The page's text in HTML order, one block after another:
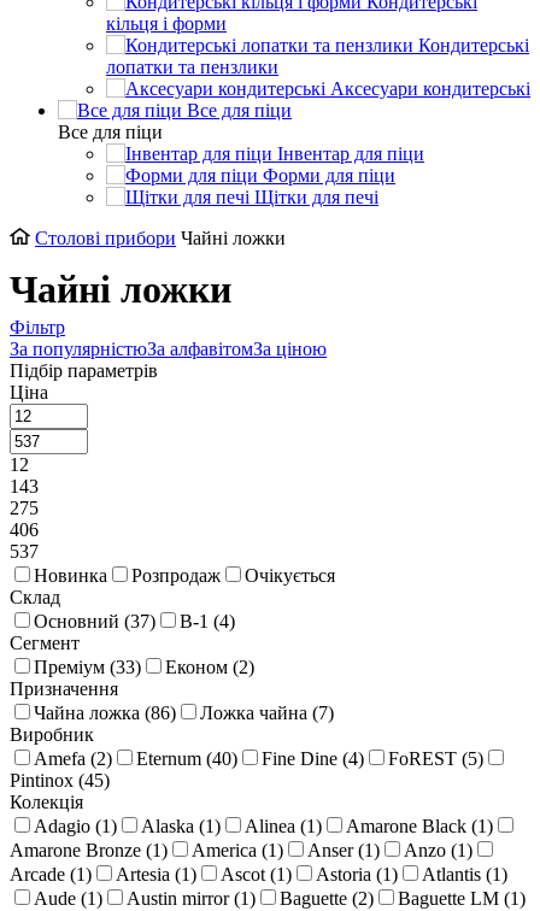
кільця і форми
Кондитерські
лопатки та пензлики
Аксесуари кондитерські
Все для піци
Все для піци
Інвентар для піци
Форми для піци
Щітки для печі
Столові прибори Чайні ложки
Чайні ложки
Фільтр
За популярністюЗа алфавітомЗа ціною
Підбір параметрів
Ціна
12
143
275
406
537
Новинка
Розпродаж
Очікується
Склад
Основний (37) В-1 (4)
Сегмент
Преміум (33) Економ (2)
Призначення
Чайна ложка (86) Ложка чайна (7)
Виробник
Amefa (2) Eternum (40) Fine Dine (4) FoREST (5)
Pintinox (45)
Колекція
Adagio (1) Alaska (1) Alinea (1) Amarone Black (1)
Amarone Bronze (1) America (1) Anser (1) Anzo (1)
Arcade (1) Artesia (1) Ascot (1) Astoria (1) Atlantis (1)
Aude (1) Austin mirror (1) Baguette (2) Baguette LM (1)